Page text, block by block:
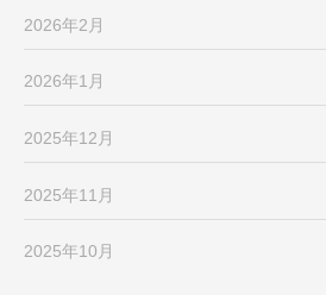
2026年2月
2026年1月
2025年12月
2025年11月
2025年10月